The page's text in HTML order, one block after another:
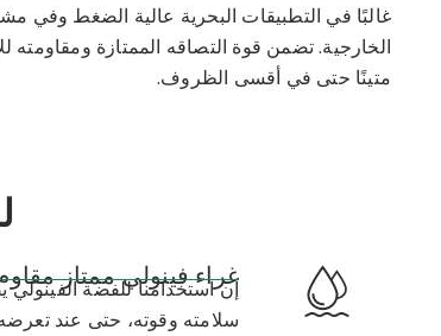
غالبًا في التطبيقات البحرية عالية الضغط وفي
الخارجية. تضمن قوة التصاقه الممتازة ومقاومته
متينًا حتى في أقسى الظروف.
غراء فينولي ممتاز
إن استخدامنا للفضة
سلامته وقوته، حتى عند تعرضه